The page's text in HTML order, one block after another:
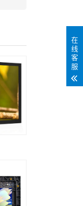
在
线
客
服